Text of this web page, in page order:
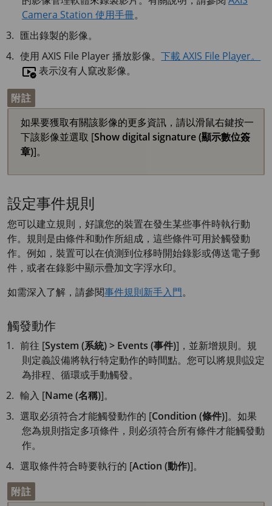
Camera Station 使用手冊。
匯出錄製的影像。
使用AXIS File Player 播放影像。下載 AXIS File Player。
表示沒有人竄改影像。
附註
如果要獲取有關該影像的更多資訊，請以滑鼠右鍵按一
下該影像並選取 [Show digital signature (顯示數位簽
章)]。
設定事件規則
您可以建立規則，好讓您的裝置在發生某些事件時執行動
作。規則是由條件和動作所組成，這些條件可用於觸發動
作。例如，裝置可以在偵測到位移時開始錄影或傳送電子郵
件，或者在錄影中顯示疊加文字浮水印。
如需深入了解，請參閱事件規則新手入門。
觸發動作
前往 [System (系統) > Events (事件)]，並新增規則。規
則定義設備將執行特定動作的時間點。您可以將規則設定
為排程、循環或手動觸發。
輸入 [Name (名稱)]。
選取必須符合才能觸發動作的 [Condition (條件)]。如果
您為規則指定多項條件，則必須符合所有條件才能觸發動
作。
選取條件符合時要執行的 [Action (動作)]。
附註